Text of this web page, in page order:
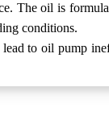
The oil is
conditions.
to oil pump